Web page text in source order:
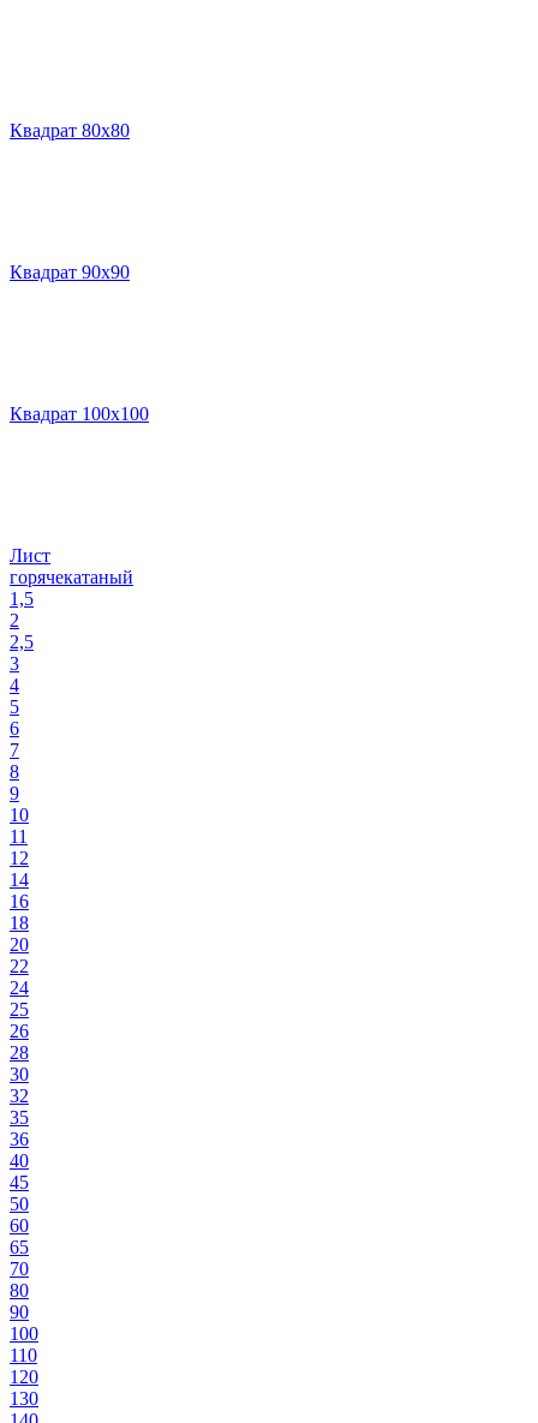
Квадрат 80х80
Квадрат 90х90
Квадрат 100х100
Лист
горячекатаный
1,5
2
2,5
3
4
5
6
7
8
9
10
11
12
14
16
18
20
22
24
25
26
28
30
32
35
36
40
45
50
60
65
70
80
90
100
110
120
130